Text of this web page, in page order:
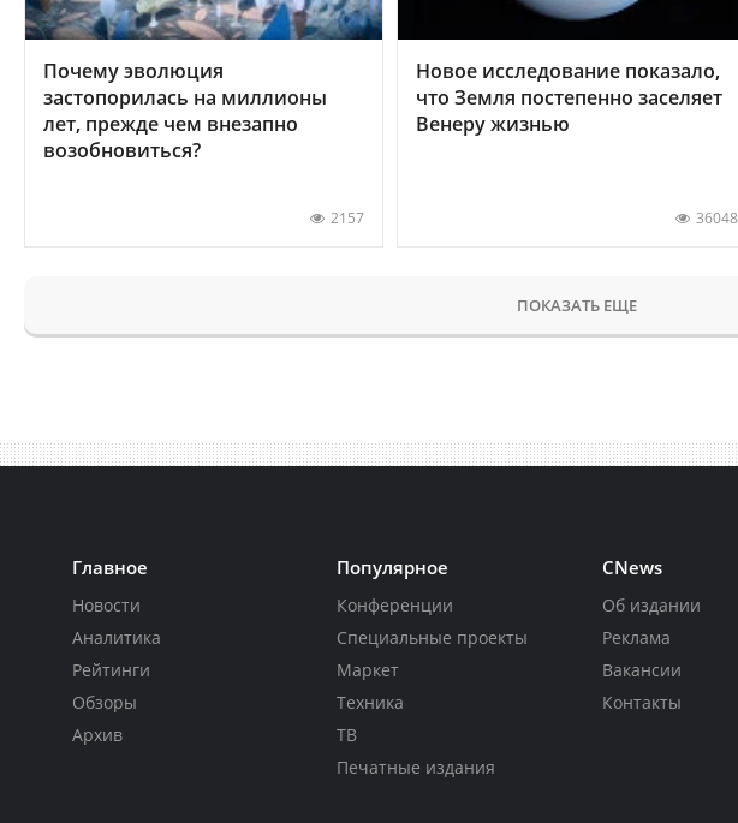
Почему эволюция
застопорилась на миллионы
лет, прежде чем внезапно
возобновиться?
2157
Новое исследование показало,
что Земля постепенно заселяет
Венеру жизнью
36048
ПОКАЗАТЬ ЕЩЕ
Главное
Новости
Аналитика
Рейтинги
Обзоры
Архив
Популярное
Конференции
Специальные проекты
Маркет
Техника
ТВ
Печатные издания
CNews
Об издании
Реклама
Вакансии
Контакты